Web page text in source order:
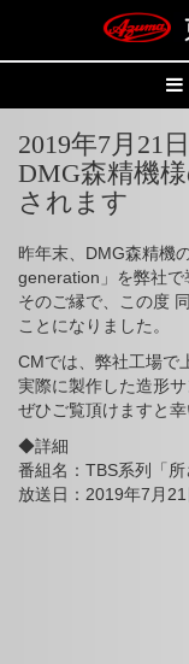
2019年7月21
DMG森精機
されます
昨年末、DMG森精機
generation」を弊社
そのご縁で、この度
ことになりました。
CMでは、弊社工場で
実際に製作した造形
ぜひご覧頂けますと幸
◆詳細
番組名：TBS系列「所
放送日：2019年7月